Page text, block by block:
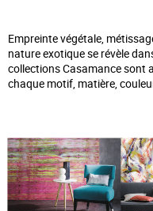
Empreinte végétale,
nature exotique se révèle
collections Casamance sont
chaque motif, matière,